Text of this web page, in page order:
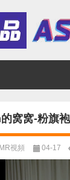
窝窝-粉旗
視頻 04-17